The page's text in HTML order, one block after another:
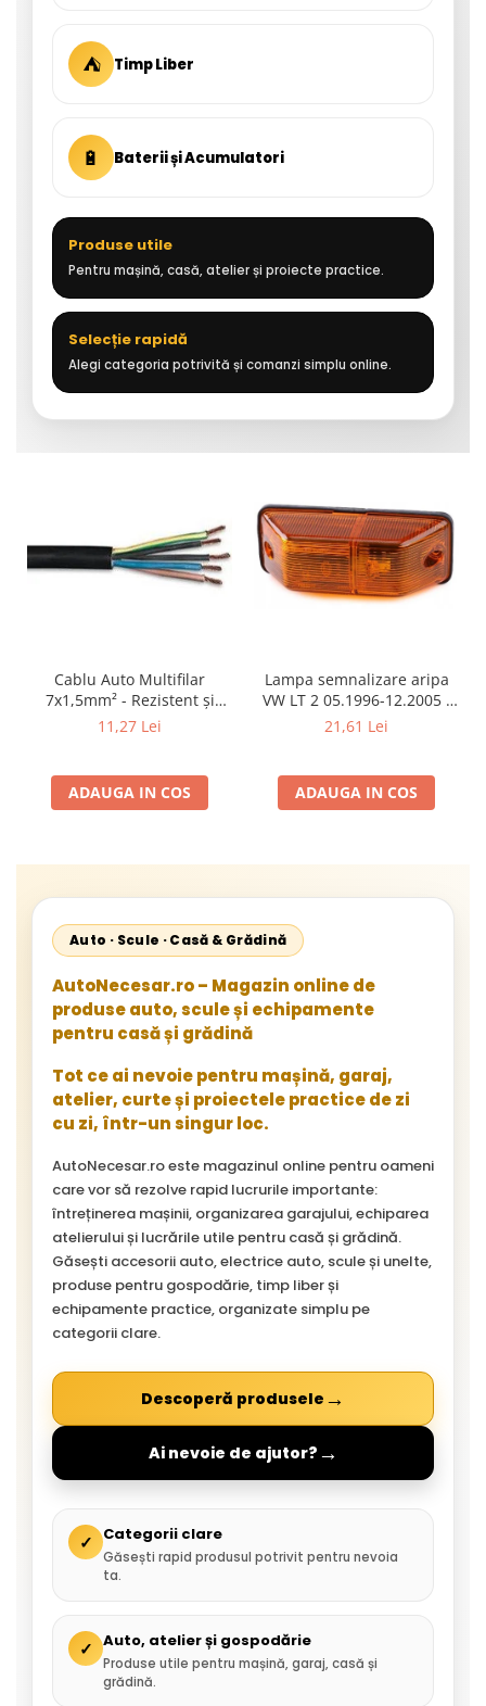
⛺ Timp Liber
🔋 Baterii și Acumulatori
Produse utile
Pentru mașină, casă, atelier și proiecte practice.
Selecție rapidă
Alegi categoria potrivită și comanzi simplu online.
Cablu Auto Multifilar
7x1,5mm² - Rezistent și
Flexibil pentru Remorci 12V-
11,27 Lei
ADAUGA IN COS
Lampa semnalizare aripa
VW LT 2 05.1996-12.2005 ;
Mercedes Sprinter 1995-
Neoplan Euroliner,
Starliner,Centroliner,
21,61 Lei
ADAUGA IN COS
Auto · Scule · Casă & Grădină
AutoNecesar.ro – Magazin online de
produse auto, scule și echipamente
pentru casă și grădină
Tot ce ai nevoie pentru mașină, garaj,
atelier, curte și proiectele practice de zi
cu zi, într-un singur loc.
AutoNecesar.ro este magazinul online pentru oameni
care vor să rezolve rapid lucrurile importante:
întreținerea mașinii, organizarea garajului, echiparea
atelierului și lucrările utile pentru casă și grădină.
Găsești accesorii auto, electrice auto, scule și unelte,
produse pentru gospodărie, timp liber și
echipamente practice, organizate simplu pe
categorii clare.
Descoperă produsele →
Ai nevoie de ajutor? →
✓ Categorii clare
Găsești rapid produsul potrivit pentru nevoia
ta.
✓ Auto, atelier și gospodărie
Produse utile pentru mașină, garaj, casă și
grădină.